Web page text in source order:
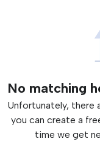
No matching
Unfortunately, there
you can create a
time we get